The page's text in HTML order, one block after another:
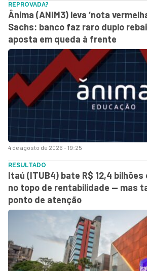
4 de agosto de 2026 - 19:25
REPROVADA?
Ânima (ANIM3) leva ‘nota
Sachs: banco faz raro duplo
aposta em queda à frente
RESULTADO
Itaú (ITUB4) bate R$ 12,4 bilhões
no topo de rentabilidade — mas
ponto de atenção